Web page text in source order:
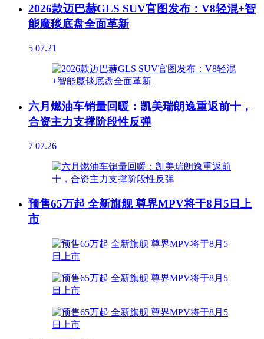
2026款迈巴赫GLS SUV官图发布：V8轻混+智
能魔毯底盘全面革新
5 07.21
六月燃油车销量回暖：凯美瑞朗逸重返前十，
合资主力支撑阶段性反弹
7 07.26
预售65万起 全新旗舰 尊界MPV将于8月5日上
市